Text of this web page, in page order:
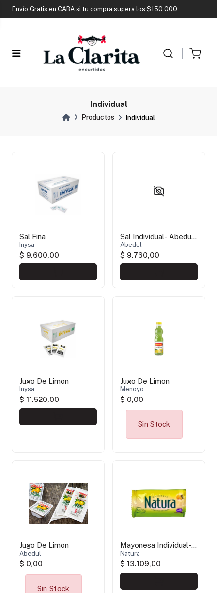
Envío Gratis en CABA si tu compra supera los $150.000
Contactá a nuestro asesor de ventas por whatsapp
Contactá a nuestro asesor de ventas
Individual
Productos Individual
Sal Fina
Inysa
$ 9.600,00
Sal Individual- Abedul-
SIN TACC
Abedul
$ 9.760,00
Jugo De Limon
Inysa
$ 11.520,00
Jugo De Limon
Menoyo
$ 0,00
Sin Stock
Jugo De Limon
Abedul
$ 0,00
Sin Stock
Mayonesa Individual-
SIN TACC
Natura
$ 13.109,00